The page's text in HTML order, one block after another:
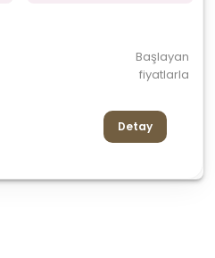
Başlayan
fiyatlarla
Detay